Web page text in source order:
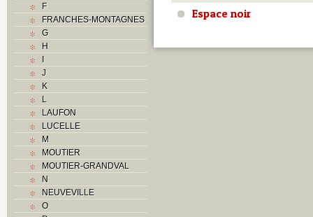
F
FRANCHES-MONTAGNES
G
H
I
J
K
L
LAUFON
LUCELLE
M
MOUTIER
MOUTIER-GRANDVAL
N
NEUVEVILLE
O
Espace noir